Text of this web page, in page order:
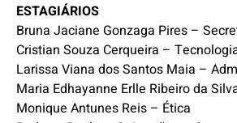
ESTAGIÁRIOS
Bruna Jaciane Gonzaga Pires –
Cristian Souza Cerqueira –
Larissa Viana dos Santos Maia –
Maria Edhayanne Erlle Ribeiro da
Monique Antunes Reis – Ética